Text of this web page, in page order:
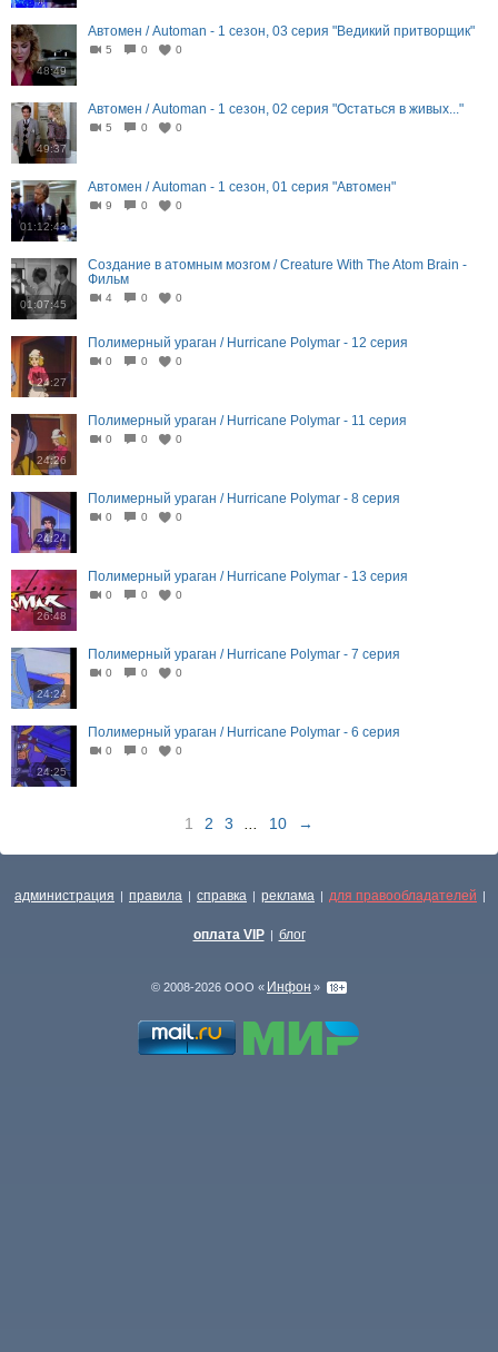
48:49
Автомен / Automan - 1 сезон, 03 серия "Ведикий притворщик"
5 0 0
49:37
Автомен / Automan - 1 сезон, 02 серия "Остаться в живых..."
5 0 0
01:12:43
Автомен / Automan - 1 сезон, 01 серия "Автомен"
9 0 0
01:07:45
Создание в атомным мозгом / Creature With The Atom Brain -
Фильм
4 0 0
24:27
Полимерный ураган / Hurricane Polymar - 12 серия
0 0 0
24:26
Полимерный ураган / Hurricane Polymar - 11 серия
0 0 0
24:24
Полимерный ураган / Hurricane Polymar - 8 серия
0 0 0
26:48
Полимерный ураган / Hurricane Polymar - 13 серия
0 0 0
24:24
Полимерный ураган / Hurricane Polymar - 7 серия
0 0 0
24:25
Полимерный ураган / Hurricane Polymar - 6 серия
0 0 0
1 2 3 10 →
администрация | правила | справка | реклама | для правообладателей |
оплата VIP | блог
© 2008-2026 ООО « Инфон »